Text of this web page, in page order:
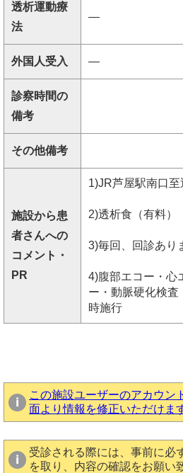
透析運動療
法
―
外国人受入 ―
診察時間の
備考
その他備考
施設から患
者さんへの
コメント・
PR
1)JR芦屋駅南口至
2)透析食（有料
3)毎回、回診あり
4)腹部エコー・心
ー・動脈硬化検
時施行
この施設ユーザーのアカウン
面より情報を修正いただけま
受診される際には、事前に必
を取り、内容の確認をお願い